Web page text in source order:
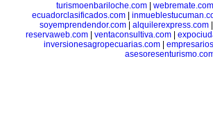
turismoenbariloche.com| webremate.com
ecuadorclasificados.com
soyemprendendor.com| alquilerexpress.com
reservaweb.com| ventaconsultiva.com|
inversionesagropecuarias.com